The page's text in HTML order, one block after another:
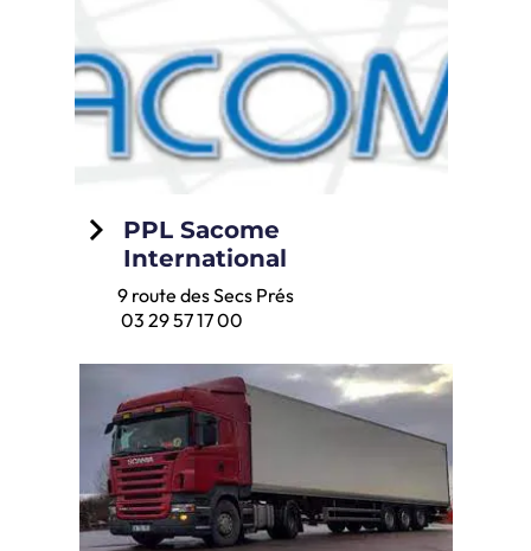
PPL Sacome
International
9 route des Secs Prés
03 29 57 17 00
keyboard_arrow_right